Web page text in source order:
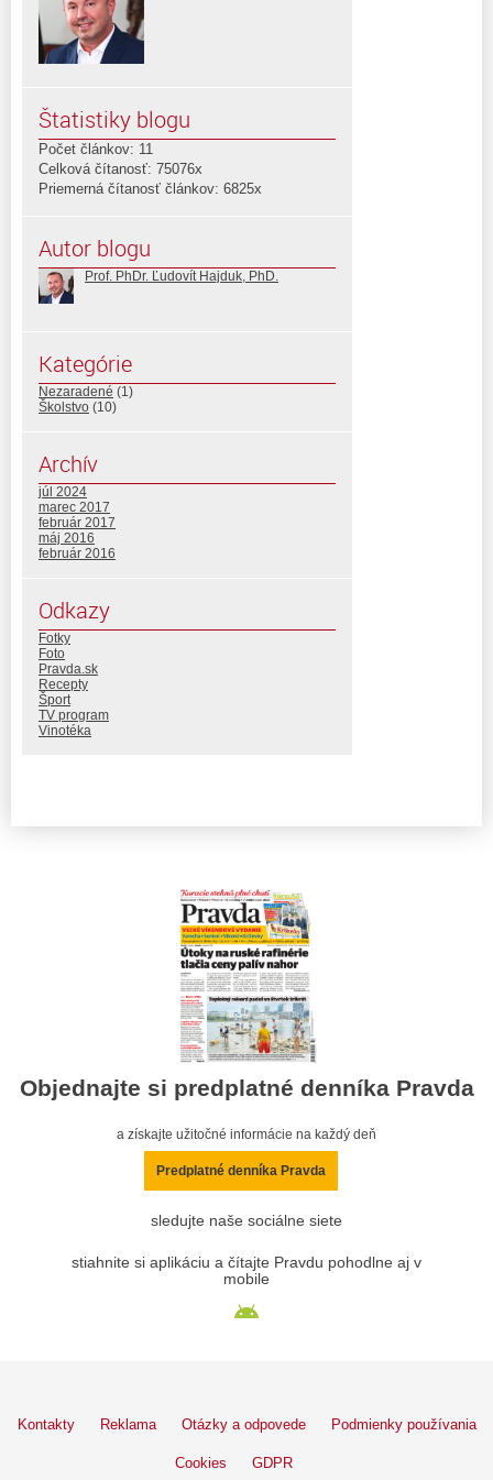
Štatistiky blogu
Počet článkov: 11
Celková čítanosť: 75076x
Priemerná čítanosť článkov: 6825x
Autor blogu
Prof. PhDr. Ľudovít Hajduk, PhD.
Kategórie
Nezaradené (1)
Školstvo (10)
Archív
júl 2024
marec 2017
február 2017
máj 2016
február 2016
Odkazy
Fotky
Foto
Pravda.sk
Recepty
Šport
TV program
Vinotéka
Objednajte si predplatné denníka Pravda
a získajte užitočné informácie na každý deň
Predplatné denníka Pravda
sledujte naše sociálne siete
stiahnite si aplikáciu a čítajte Pravdu pohodlne aj v
mobile
Kontakty Reklama Otázky a odpovede Podmienky používania
Cookies GDPR